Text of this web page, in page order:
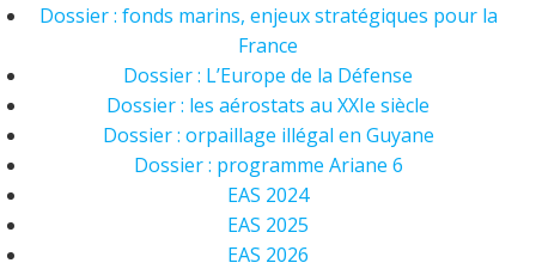
Dossier : fonds marins, enjeux stratégiques pour la
France
Dossier : L’Europe de la Défense
Dossier : les aérostats au XXIe siècle
Dossier : orpaillage illégal en Guyane
Dossier : programme Ariane 6
EAS 2024
EAS 2025
EAS 2026